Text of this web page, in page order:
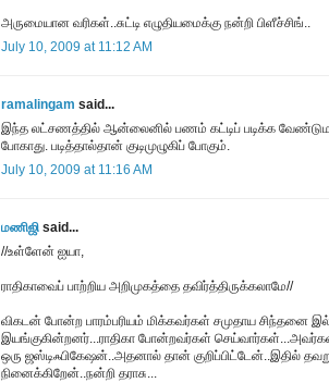
அருமையான வரிகள்..சுட்டி எழுதியமைக்கு நன்றி பிளீச்சிங்..
July 10, 2009 at 11:12 AM
ramalingam said...
இந்த லட்சணத்தில் ஆன்லைனில் பணம் கட்டிப் படிக்க வேண்டுமாம்.
போகாது. படித்தால்தான் குடிமுழுகிப் போகும்.
July 10, 2009 at 11:16 AM
மணிஜி said...
//உள்ளேன் ஐயா,
ராதிகாவைப் பாற்றிய அறிமுகத்தை தவிர்த்திருக்கலாமே//
விகடன் போன்ற பாரம்பரியம் மிக்கவர்கள் சமுதாய சிந்தனை
இயங்குகின்றனர்...ராதிகா போன்றவர்கள்
ஒரு ஜஸ்டிஃபிகேஷன்..அதனால் தான் குறிப்பிட்டேன்..இதில்
நினைக்கிறேன்..நன்றி தராசு...